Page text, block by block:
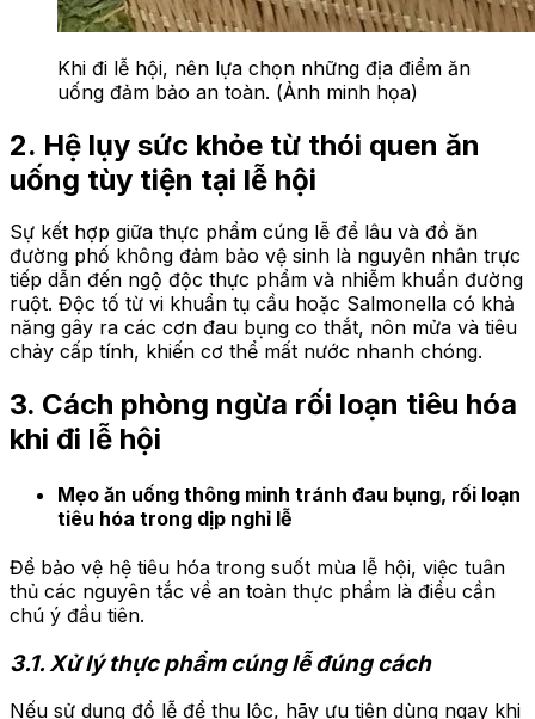
Khi đi lễ hội, nên lựa chọn những địa điểm ăn
uống đảm bảo an toàn. (Ảnh minh họa)
2. Hệ lụy sức khỏe từ thói quen ăn
uống tùy tiện tại lễ hội
Sự kết hợp giữa thực phẩm cúng lễ để lâu và đồ ăn
đường phố không đảm bảo vệ sinh là nguyên nhân trực
tiếp dẫn đến ngộ độc thực phẩm và nhiễm khuẩn đường
ruột. Độc tố từ vi khuẩn tụ cầu hoặc Salmonella có khả
năng gây ra các cơn đau bụng co thắt, nôn mửa và tiêu
chảy cấp tính, khiến cơ thể mất nước nhanh chóng.
3. Cách phòng ngừa rối loạn tiêu hóa
khi đi lễ hội
Mẹo ăn uống thông minh tránh đau bụng, rối loạn
tiêu hóa trong dịp nghỉ lễ
Để bảo vệ hệ tiêu hóa trong suốt mùa lễ hội, việc tuân
thủ các nguyên tắc về an toàn thực phẩm là điều cần
chú ý đầu tiên.
3.1. Xử lý thực phẩm cúng lễ đúng cách
Nếu sử dụng đồ lễ để thụ lộc, hãy ưu tiên dùng ngay khi